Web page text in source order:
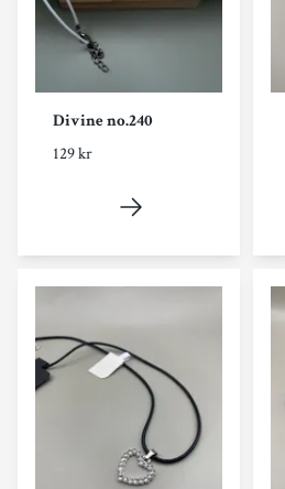
Divine no.240
129 kr